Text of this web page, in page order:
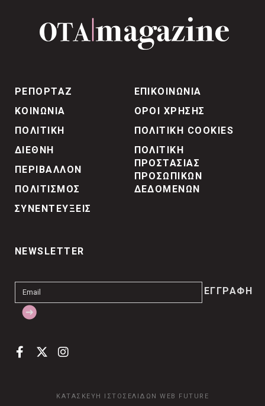
ΡΕΠΟΡΤΑΖ
ΚΟΙΝΩΝΙΑ
ΠΟΛΙΤΙΚΗ
ΔΙΕΘΝΗ
ΠΕΡΙΒΑΛΛΟΝ
ΠΟΛΙΤΙΣΜΟΣ
ΣΥΝΕΝΤΕΥΞΕΙΣ
ΕΠΙΚΟΙΝΩΝΙΑ
ΟΡΟΙ ΧΡΗΣΗΣ
ΠΟΛΙΤΙΚΗ COOKIES
ΠΟΛΙΤΙΚΗ
ΠΡΟΣΤΑΣΙΑΣ
ΠΡΟΣΩΠΙΚΩΝ
ΔΕΔΟΜΕΝΩΝ
NEWSLETTER
ΚΑΤΑΣΚΕΥΗ ΙΣΤΟΣΕΛΙΔΩΝ WEB FUTURE